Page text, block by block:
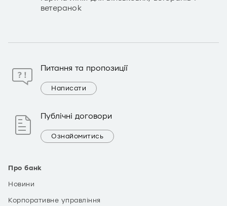
Про банк
Новини
Корпоративне управління
ветеранок
Питання та пропозиції
Написати
Публічні договори
Ознайомитись